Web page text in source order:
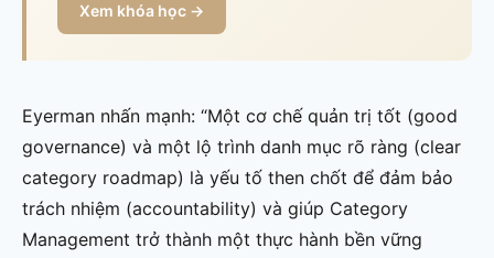
Xem khóa học →
Eyerman nhấn mạnh: “Một cơ chế quản trị tốt (good
governance) và một lộ trình danh mục rõ ràng (clear
category roadmap) là yếu tố then chốt để đảm bảo
trách nhiệm (accountability) và giúp Category
Management trở thành một thực hành bền vững